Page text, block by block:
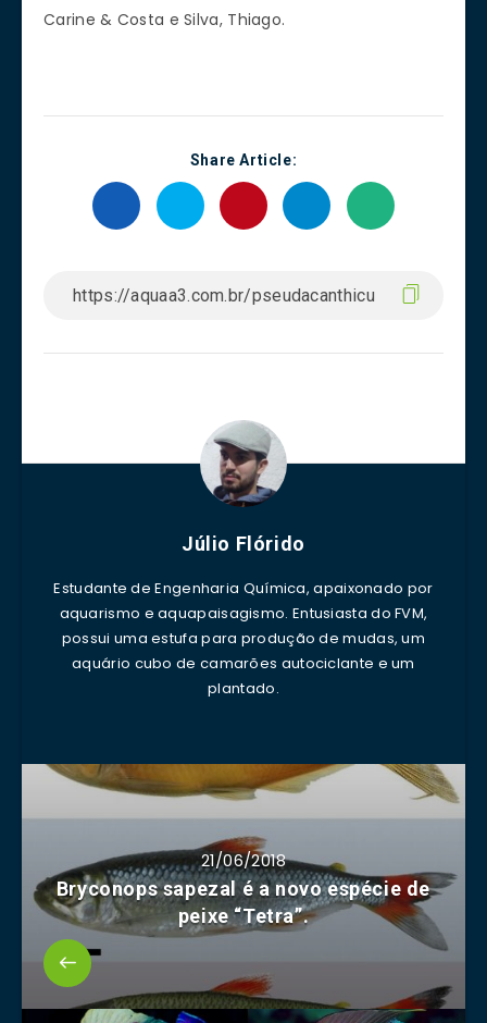
Carine & Costa e Silva, Thiago.
Share Article:
Júlio Flórido
Estudante de Engenharia Química, apaixonado por
aquarismo e aquapaisagismo. Entusiasta do FVM,
possui uma estufa para produção de mudas, um
aquário cubo de camarões autociclante e um
plantado.
21/06/2018
Bryconops sapezal é a novo espécie de
peixe “Tetra”.